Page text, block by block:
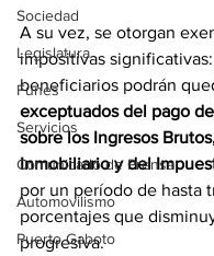
Sociedad
Legislatura
Funes
Servicios
Comunicado de Prensa
Automovilismo
Puerto Gaboto
A su vez, se otorgan
impositivas
beneficiarios podrán
exceptuados del pago
sobre los Ingresos
Inmobiliario y del
por un período de hasta
porcentajes que
progresiva.